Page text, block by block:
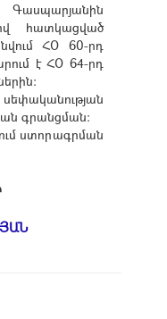
Գասպարյանին
հատկացված
ՀՕ 60-րդ
է ՀՕ 64-րդ
գրանցման:
ստորագրման